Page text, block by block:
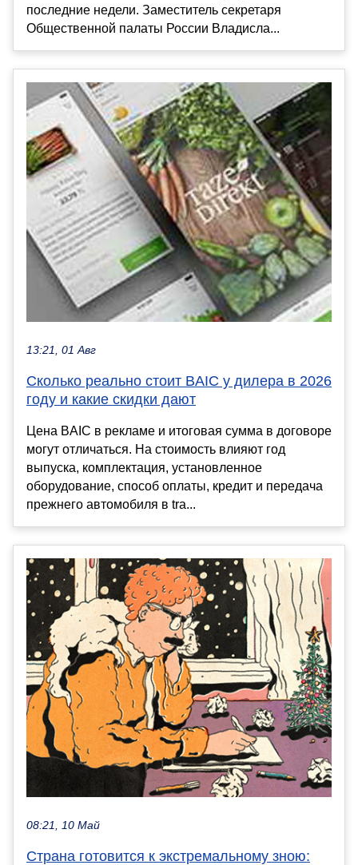
последние недели. Заместитель секретаря
Общественной палаты России Владисла...
13:21, 01 Авг
Сколько реально стоит BAIC у дилера в 2026
году и какие скидки дают
Цена BAIC в рекламе и итоговая сумма в договоре
могут отличаться. На стоимость влияют год
выпуска, комплектация, установленное
оборудование, способ оплаты, кредит и передача
прежнего автомобиля в tra...
08:21, 10 Май
Страна готовится к экстремальному зною: